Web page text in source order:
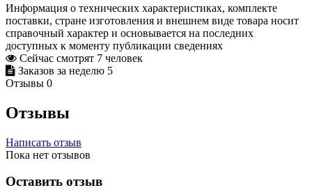
Информация о технических характеристиках, комплекте
поставки, стране изготовления и внешнем виде товара носит
справочный характер и основывается на последних
доступных к моменту публикации сведениях
Сейчас смотрят 7 человек
Заказов за неделю 5
Отзывы 0
Отзывы
Написать отзыв
Пока нет отзывов
Оставить отзыв